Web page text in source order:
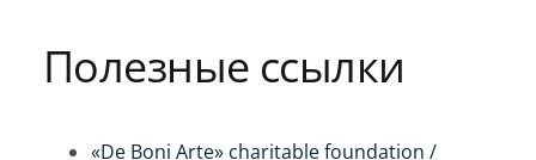
Полезные ссылки
«De Boni Arte» charitable foundation /